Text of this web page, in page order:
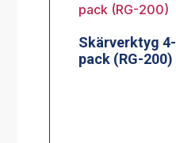
Skärverktyg 4-
pack (RG-200)